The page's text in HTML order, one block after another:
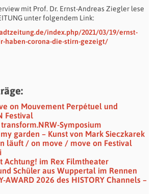
mit Prof. Dr. Ernst-Andreas Ziegler lese
unter folgendem Link:
index.php/2021/03/19/ernst-
haben-corona-die-stirn-gezeigt/
on Mouvement Perpétuel und
Festival
Symposium
garden – Kunst von Mark Sieczkarek
läuft / on move / move on Festival
Achtung! im Rex Filmtheater
Schüler aus Wuppertal im Rennen
AWARD 2026 des HISTORY Channels –